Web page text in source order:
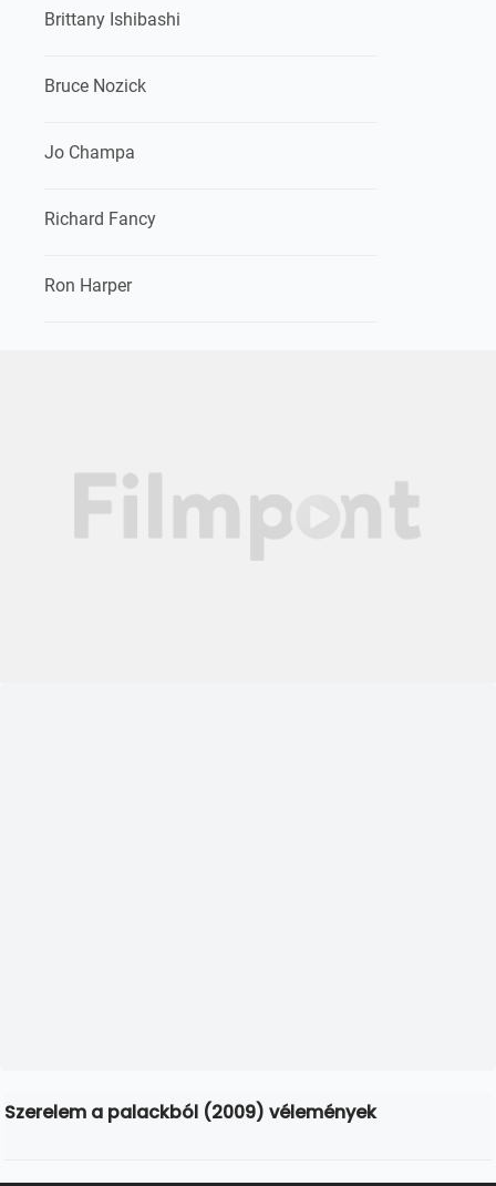
Brittany Ishibashi
Bruce Nozick
Jo Champa
Richard Fancy
Ron Harper
Szerelem a palackból (2009) vélemények